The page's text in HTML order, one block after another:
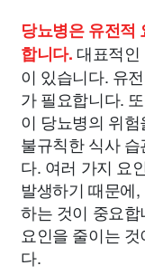
당뇨병은 유전적
합니다. 대표적
이 있습니다. 유
가 필요합니다.
이 당뇨병의 위
불규칙한 식사
다. 여러 가지 요
발생하기 때문에
하는 것이 중요
요인을 줄이는
다.